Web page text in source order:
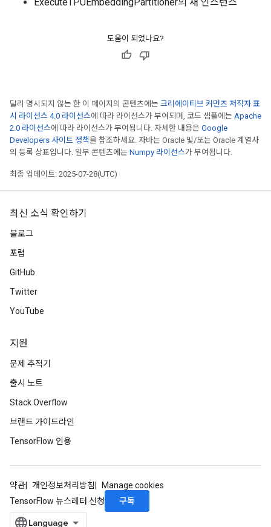
도움이 되었나요?
달리 명시되지 않는 한 이 페이지의 콘텐츠에는 크리에이티브 커먼즈 저작자 표
시 라이선스 4.0 라이선스에 따라 라이선스가 부여되며, 코드 샘플에는 Apache
2.0 라이선스에 따라 라이선스가 부여됩니다. 자세한 내용은 Google
Developers 사이트 정책을 참조하세요. 자바는 Oracle 및/또는 Oracle 계열사
의 등록 상표입니다. 일부 콘텐츠에는 Numpy 라이선스가 부여됩니다.
최종 업데이트: 2025-07-28(UTC)
최신 소식 확인하기
블로그
포럼
GitHub
Twitter
YouTube
지원
문제 추적기
출시 노트
Stack Overflow
브랜드 가이드라인
TensorFlow 인용
약관 개인정보처리방침
Manage cookies
TensorFlow 뉴스레터 신청
구독